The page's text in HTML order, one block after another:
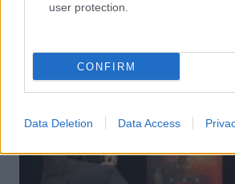
user protection.
CONFIRM
Data Deletion Data Access